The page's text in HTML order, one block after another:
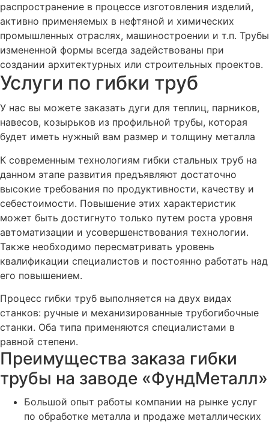
распространение в процессе изготовления изделий,
активно применяемых в нефтяной и химических
промышленных отраслях, машиностроении и т.п. Трубы
измененной формы всегда задействованы при
создании архитектурных или строительных проектов.
Услуги по гибки труб
У нас вы можете заказать дуги для теплиц, парников,
навесов, козырьков из профильной трубы, которая
будет иметь нужный вам размер и толщину металла
К современным технологиям гибки стальных труб на
данном этапе развития предъявляют достаточно
высокие требования по продуктивности, качеству и
себестоимости. Повышение этих характеристик
может быть достигнуто только путем роста уровня
автоматизации и усовершенствования технологии.
Также необходимо пересматривать уровень
квалификации специалистов и постоянно работать над
его повышением.
Процесс гибки труб выполняется на двух видах
станков: ручные и механизированные трубогибочные
станки. Оба типа применяются специалистами в
равной степени.
Преимущества заказа гибки
трубы на заводе «ФундМеталл»
Большой опыт работы компании на рынке услуг
по обработке металла и продаже металлических